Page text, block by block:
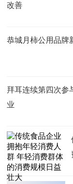
改善
恭城月柿公用品牌
拜耳连续第四次参
业